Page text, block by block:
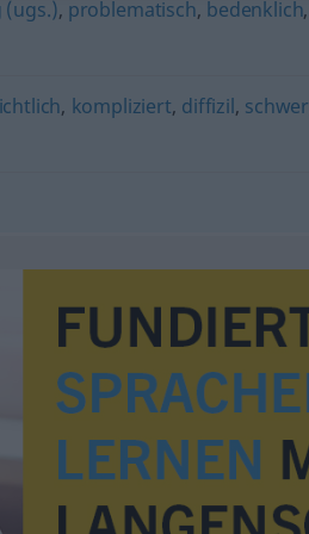
(ugs.), problematisch, bedenklich,
, kompliziert, diffizil, schwer